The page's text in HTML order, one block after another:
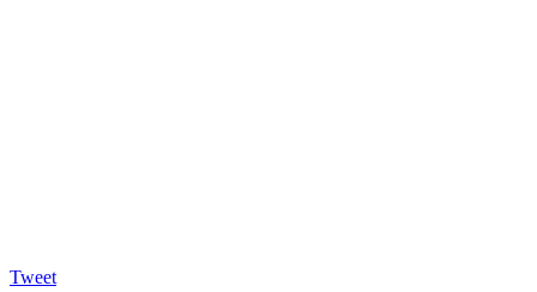
Tweet